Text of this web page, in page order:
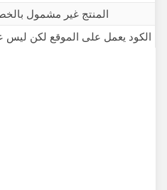
المنتج غير مشمول
الكود يعمل على الموقع لكن ليس